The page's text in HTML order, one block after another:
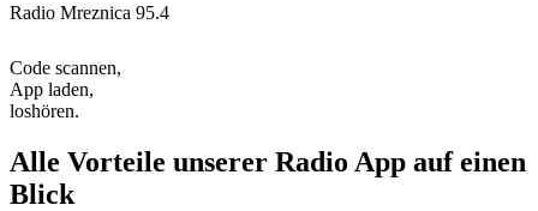
Radio Mreznica 95.4
Code scannen,
App laden,
loshören.
Alle Vorteile unserer Radio App auf einen
Blick